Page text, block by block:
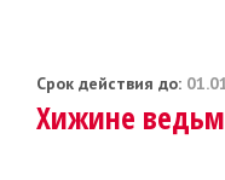
Срок действия до:
Хижине